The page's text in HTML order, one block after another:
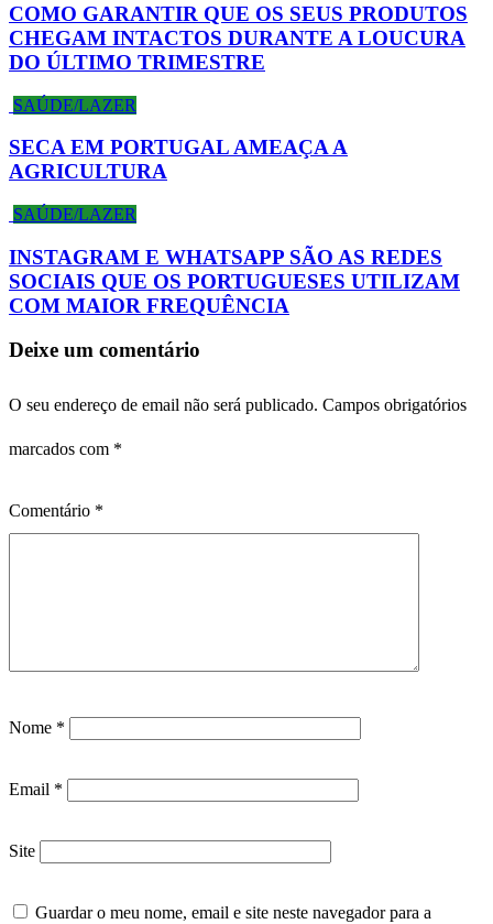
COMO GARANTIR QUE OS SEUS PRODUTOS
CHEGAM INTACTOS DURANTE A LOUCURA
DO ÚLTIMO TRIMESTRE
SAÚDE/LAZER
SECA EM PORTUGAL AMEAÇA A
AGRICULTURA
SAÚDE/LAZER
INSTAGRAM E WHATSAPP SÃO AS REDES
SOCIAIS QUE OS PORTUGUESES UTILIZAM
COM MAIOR FREQUÊNCIA
Deixe um comentário
O seu endereço de email não será publicado. Campos obrigatórios
marcados com *
Comentário *
Nome *
Email *
Site
Guardar o meu nome, email e site neste navegador para a